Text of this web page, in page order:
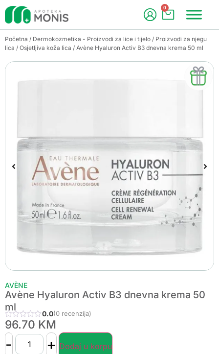
0
Početna / Dermokozmetika - Proizvodi za lice i tijelo / Proizvodi za njegu
lica / Osjetljiva koža lica / Avène Hyaluron Activ B3 dnevna krema 50 ml
AVÈNE
Avène Hyaluron Activ B3 dnevna krema 50
ml
0.0(0 recenzija)
96.70 KM
- + Dodaj u korpu